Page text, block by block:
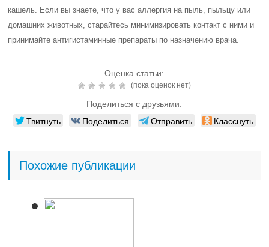
кашель. Если вы знаете, что у вас аллергия на пыль, пыльцу или
домашних животных, старайтесь минимизировать контакт с ними и
принимайте антигистаминные препараты по назначению врача.
Оценка статьи:
(пока оценок нет)
Поделиться с друзьями:
Твитнуть Поделиться Отправить Класснуть
Похожие публикации